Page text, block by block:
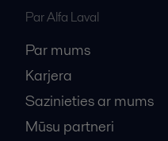
Par Alfa Laval
Par mums
Karjera
Sazinieties ar mums
Mūsu partneri